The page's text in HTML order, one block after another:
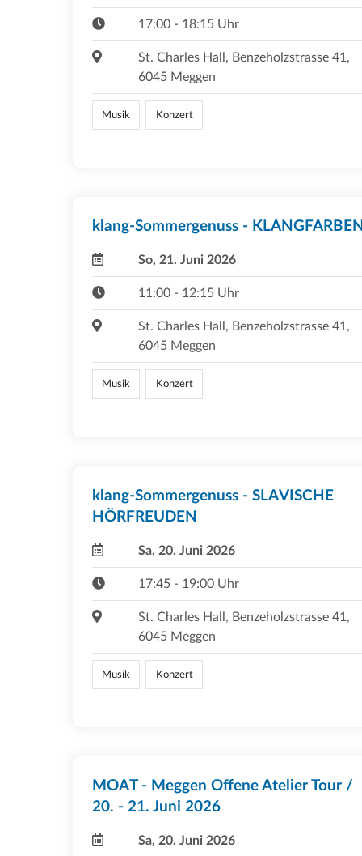
17:00 - 18:15 Uhr
St. Charles Hall, Benzeholzstrasse 41,
6045 Meggen
Musik Konzert
klang-Sommergenuss - KLANGFARBEN
So, 21. Juni 2026
11:00 - 12:15 Uhr
St. Charles Hall, Benzeholzstrasse 41,
6045 Meggen
Musik Konzert
klang-Sommergenuss - SLAVISCHE
HÖRFREUDEN
Sa, 20. Juni 2026
17:45 - 19:00 Uhr
St. Charles Hall, Benzeholzstrasse 41,
6045 Meggen
Musik Konzert
MOAT - Meggen Offene Atelier Tour /
20. - 21. Juni 2026
Sa, 20. Juni 2026